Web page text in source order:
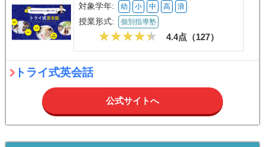
対象学年: 幼 小 中 高 浪
授業形式: 個別指導塾
4.4点（127）
トライ式英会話
公式サイトへ